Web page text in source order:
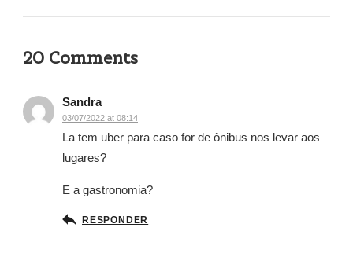
20 Comments
Sandra
03/07/2022 at 08:14
La tem uber para caso for de ônibus nos levar aos
lugares?
E a gastronomia?
RESPONDER